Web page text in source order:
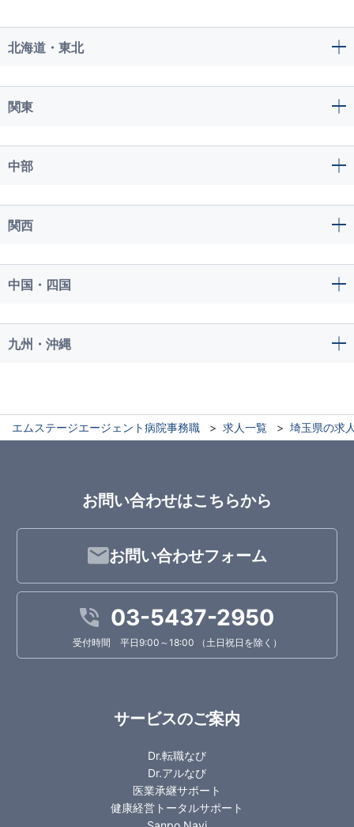
北海道・東北
関東
中部
関西
中国・四国
九州・沖縄
エムステージエージェント病院事務職 求人一覧 埼玉県の求
お問い合わせはこちらから
お問い合わせフォーム
03-5437-2950
受付時間 平日9:00～18:00 （土日祝日を除く）
サービスのご案内
Dr.転職なび
Dr.アルなび
医業承継サポート
健康経営トータルサポート